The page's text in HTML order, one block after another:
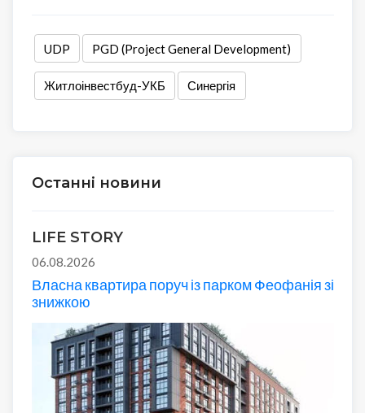
UDP PGD (Project General Development)
Житлоінвестбуд-УКБ Синергія
Останні новини
LIFE STORY
06.08.2026
Власна квартира поруч із парком Феофанія зі
знижкою